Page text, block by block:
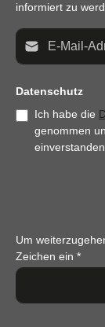
informiert zu
E-Mail-Adresse*
Datenschutz
Ich habe die
genommen
Um
Zeichen ein *